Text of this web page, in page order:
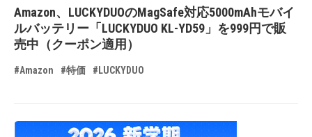
Amazon、LUCKYDUOのMagSafe対応5000mAhモバイ
ルバッテリー「LUCKYDUO KL-YD59」を999円で販
売中（クーポン適用）
#Amazon #特価 #LUCKYDUO